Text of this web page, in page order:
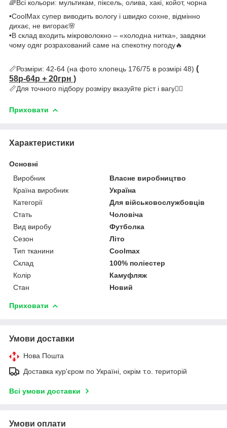
🌈Всі кольори: мультикам, піксель, олива, хакі, койот, чорна
•CoolMax супер виводить вологу і швидко сохне, відмінно
дихає, не вигорає🌸
•В склад входить мікроволокно – «холодна нитка», завдяки
чому одяг розрахований саме на спекотну погоду🔥
📏Розміри: 42-64 (на фото хлопець 176/75 в розмірі 48) (
58р-64р + 20грн )
📏Для точного підбору розміру вказуйте ріст і вагу✍🏼
Приховати
Характеристики
Основні
Виробник
Власне виробництво
Країна виробник
Україна
Категорії
Для військовослужбовців
Стать
Чоловіча
Вид виробу
Футболка
Сезон
Літо
Тип тканини
Coolmax
Склад
100% поліестер
Колір
Камуфляж
Стан
Новий
Приховати
Умови доставки
Нова Пошта
Доставка кур'єром по Україні, окрім т.о. територій
Всі умови доставки
Умови оплати